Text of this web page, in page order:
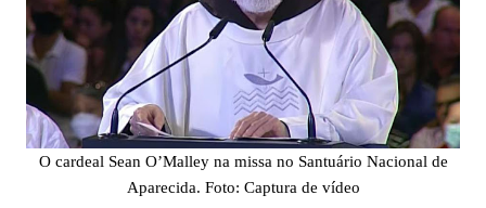
O cardeal Sean O’Malley na missa no Santuário Nacional de
Aparecida. Foto: Captura de vídeo